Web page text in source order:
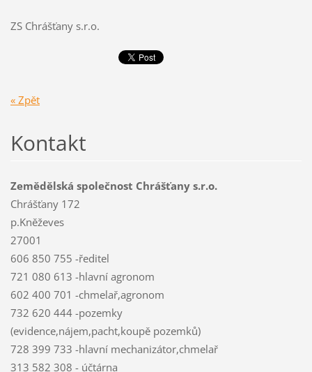
ZS Chrášťany s.r.o.
« Zpět
Kontakt
Zemědělská společnost Chrášťany s.r.o.
Chrášťany 172
p.Kněževes
27001
606 850 755 -ředitel
721 080 613 -hlavní agronom
602 400 701 -chmelař,agronom
732 620 444 -pozemky
(evidence,nájem,pacht,koupě pozemků)
728 399 733 -hlavní mechanizátor,chmelař
313 582 308 - účtárna